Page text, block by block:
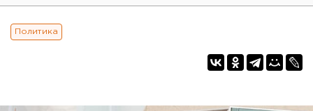
Политика